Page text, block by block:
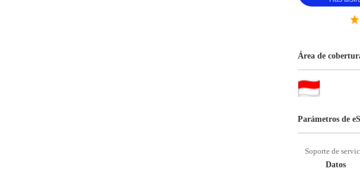
Área de
Parámetros de
Soporte de
Datos